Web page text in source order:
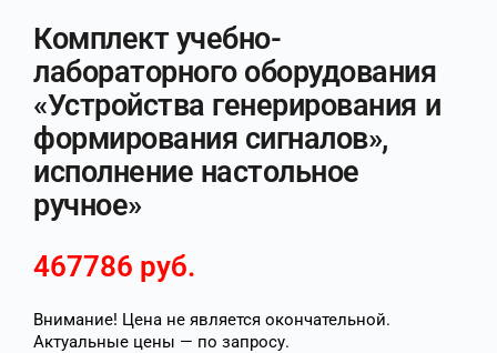
Комплект учебно-
лабораторного оборудования
«Устройства генерирования и
формирования сигналов»,
исполнение настольное
ручное»
467786 руб.
Внимание! Цена не является окончательной.
Актуальные цены — по запросу.